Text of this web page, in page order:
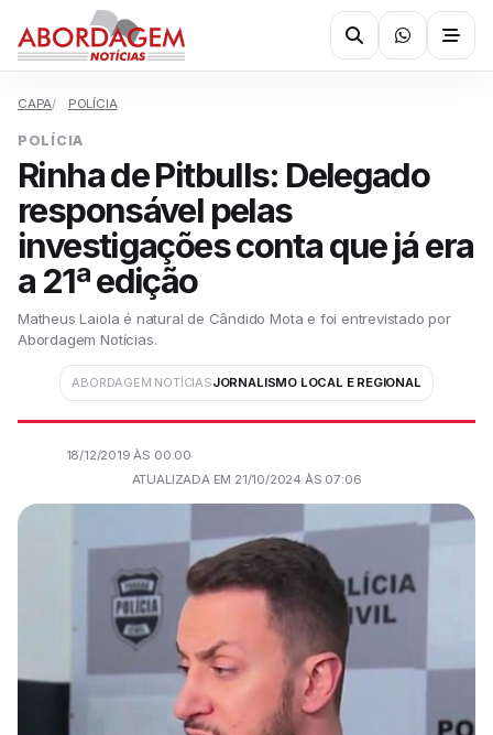
CAPA POLÍCIA
POLÍCIA
Rinha de Pitbulls: Delegado
responsável pelas
investigações conta que já era
a 21ª edição
Matheus Laiola é natural de Cândido Mota e foi entrevistado por
Abordagem Notícias.
ABORDAGEM NOTÍCIASJORNALISMO LOCAL E REGIONAL
18/12/2019 ÀS 00:00
ATUALIZADA EM 21/10/2024 ÀS 07:06